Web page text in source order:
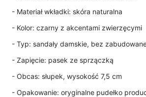
- Materiał wkładki: skóra naturalna
- Kolor: czarny z akcentami zwierzęcymi
- Typ: sandały damskie, bez
- Zapięcie: pasek ze sprzączką
- Obcas: słupek, wysokość 7,5 cm
- Opakowanie: oryginalne pudełko